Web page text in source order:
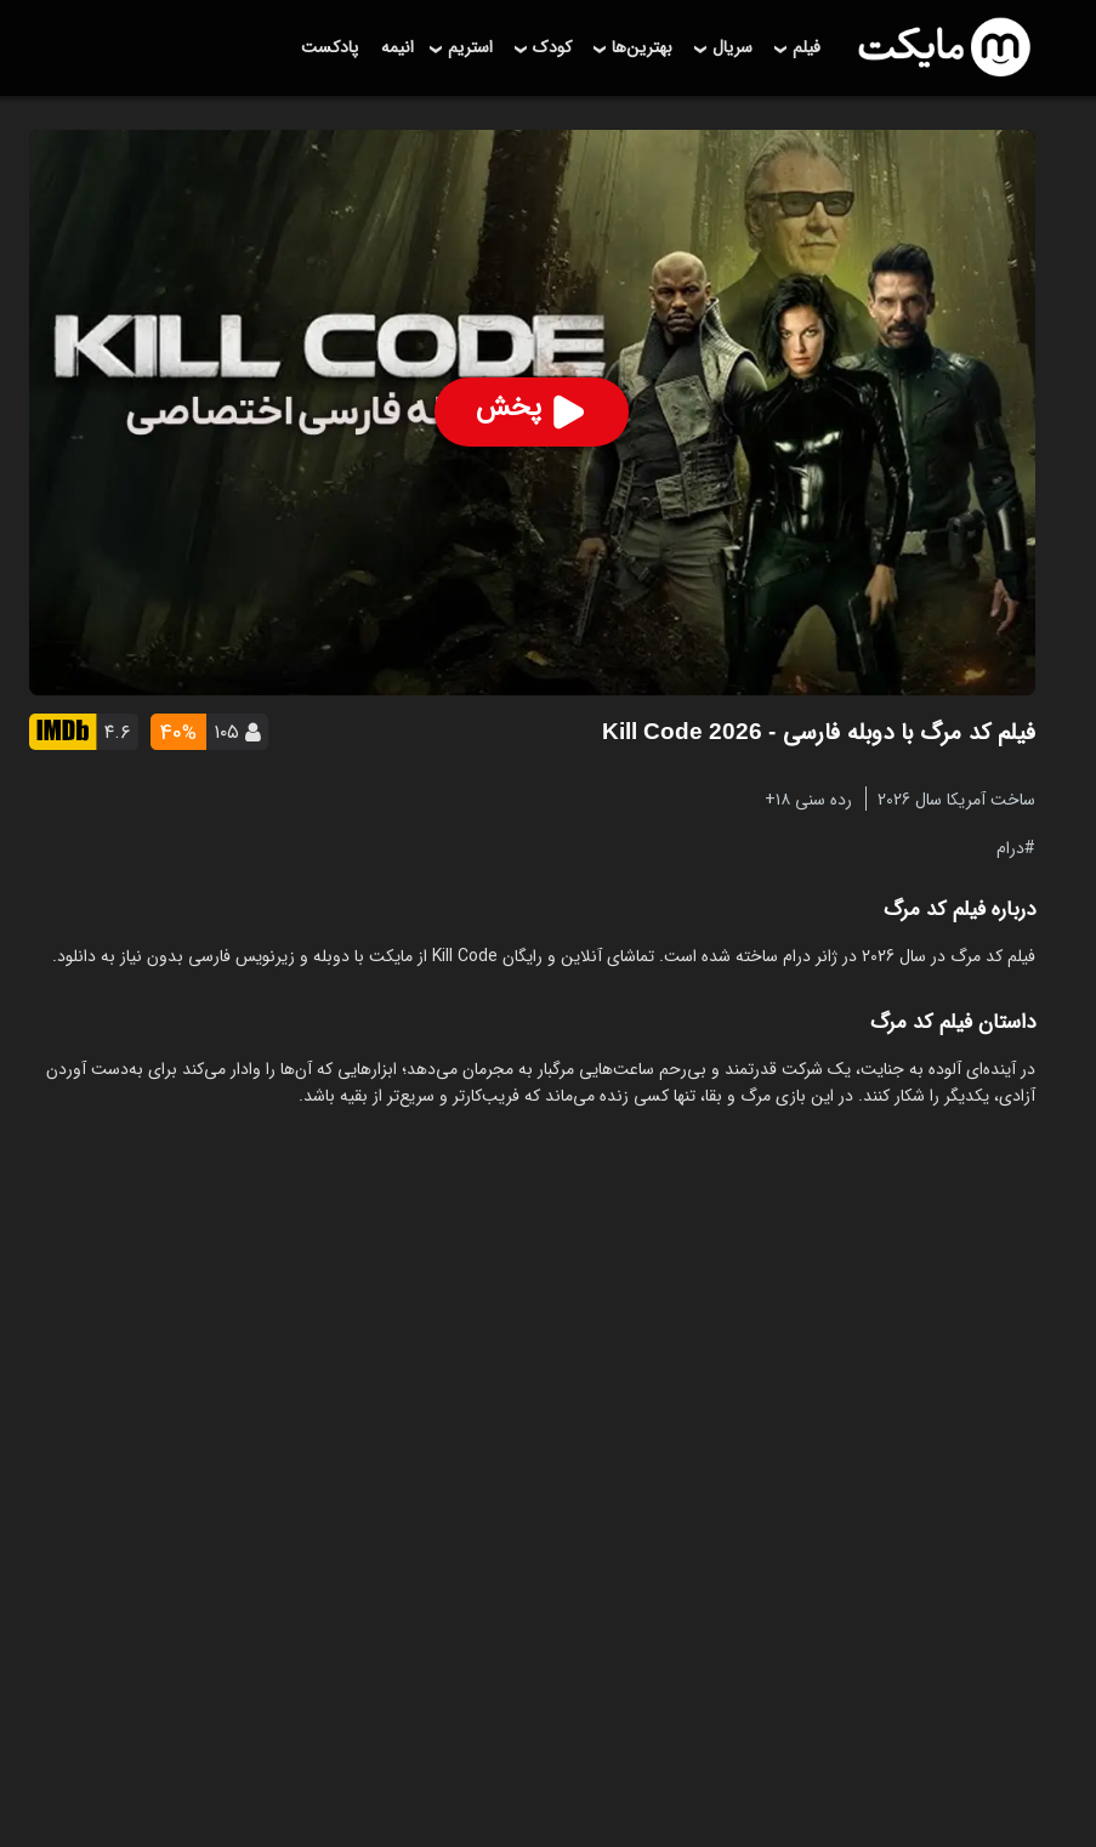
فیلم سریال بهترین‌ها کودک استریم انیمه پادکست
پخش
فیلم کد مرگ با دوبله فارسی - Kill Code 2026 ۱۰۵ 40% ۴.۶
ساخت آمریکا سال 2026
رده سنی ۱۸+
درام
درباره فیلم کد مرگ
فیلم کد مرگ در سال 2026 در ژانر درام ساخته شده است. تماشای آنلاین و رایگان Kill Code از مایکت با دوبله و زیرنویس فارسی بدون نیاز به دانلود.
داستان فیلم کد مرگ
‏در آینده‌ای آلوده به جنایت، یک شرکت قدرتمند و بی‌رحم ساعت‌هایی مرگبار به مجرمان می‌دهد؛ ابزارهایی که آن‌ها را وادار می‌کند برای به‌دست آوردن
آزادی، یکدیگر را شکار کنند. در این بازی مرگ و بقا، تنها کسی زنده می‌ماند که فریب‌کارتر و سریع‌تر از بقیه باشد.